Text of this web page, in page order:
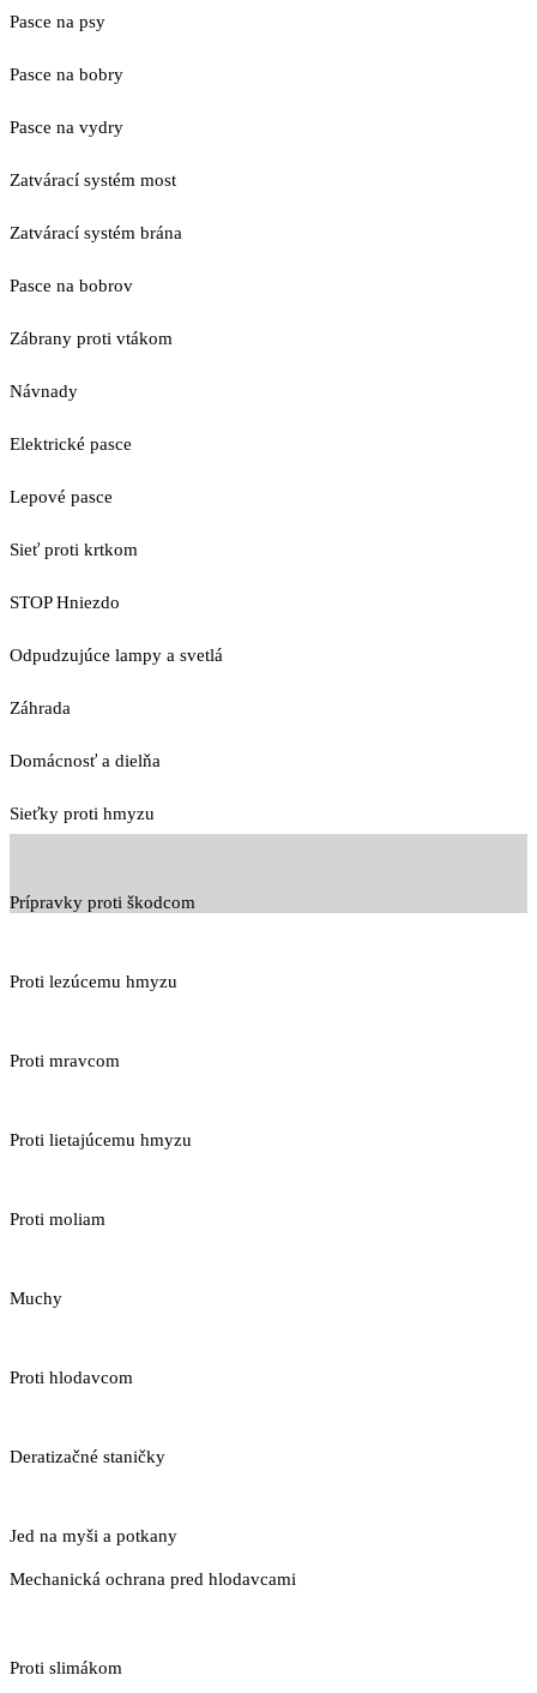
Pasce na psy
Pasce na bobry
Pasce na vydry
Zatvárací systém most
Zatvárací systém brána
Pasce na bobrov
Zábrany proti vtákom
Návnady
Elektrické pasce
Lepové pasce
Sieť proti krtkom
STOP Hniezdo
Odpudzujúce lampy a svetlá
Záhrada
Domácnosť a dielňa
Sieťky proti hmyzu
Prípravky proti škodcom
Proti lezúcemu hmyzu
Proti mravcom
Proti lietajúcemu hmyzu
Proti moliam
Muchy
Proti hlodavcom
Deratizačné staničky
Jed na myši a potkany
Mechanická ochrana pred hlodavcami
Proti slimákom